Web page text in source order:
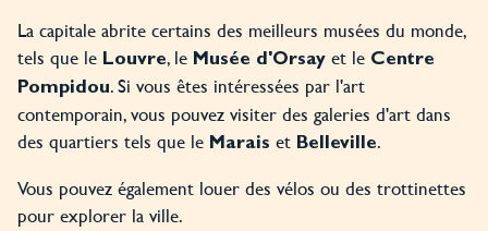
La capitale abrite certains des meilleurs musées du monde,
tels que le Louvre, le Musée d'Orsay et le Centre
Pompidou. Si vous êtes intéressées par l'art
contemporain, vous pouvez visiter des galeries d'art dans
des quartiers tels que le Marais et Belleville.
Vous pouvez également louer des vélos ou des trottinettes
pour explorer la ville.